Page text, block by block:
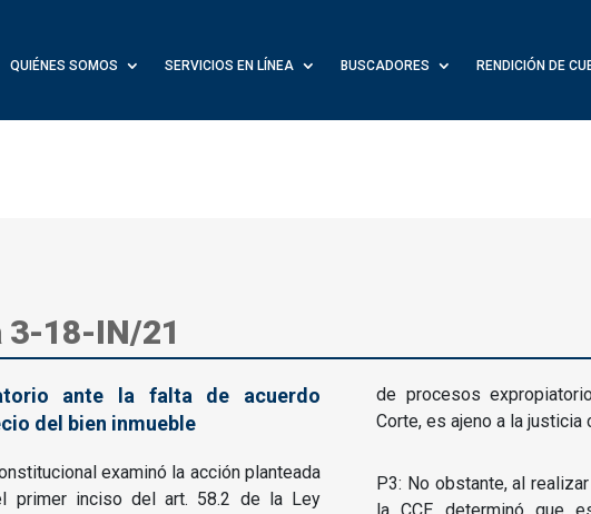
QUIÉNES SOMOS SERVICIOS EN LÍNEA BUSCADORES RENDICIÓN DE
3-18-IN/21
ante la falta de acuerdo
del bien inmueble
examinó la acción planteada
primer inciso del art. 58.2 de la Ley
de procesos
Corte, es ajeno a la justicia
P3: No obstante, al